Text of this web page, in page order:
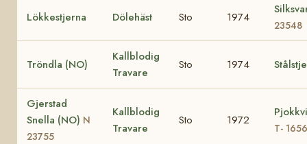
Lökkestjerna Dölehäst Sto 1974
23548
Tröndla (NO)
Kallblodig
Travare
Sto 1974
Gjerstad
Snella (NO) N
23755
Kallblodig
Travare
Sto 1972
T- 1656